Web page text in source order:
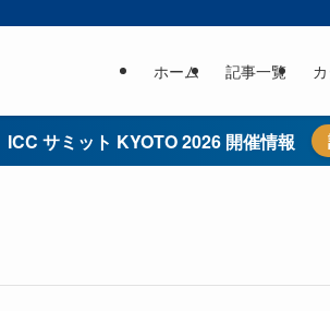
ホーム 記事一覧
ICC サミット KYOTO 2026 開催情報